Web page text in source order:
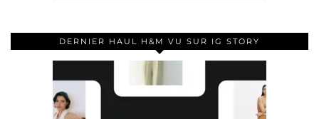
DERNIER HAUL H&M VU SUR IG STORY